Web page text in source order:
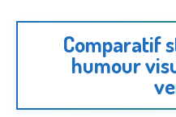
Comparatif
humour